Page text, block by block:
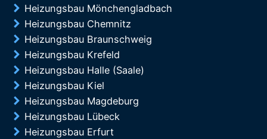
Heizungsbau Mönchengladbach
Heizungsbau Chemnitz
Heizungsbau Braunschweig
Heizungsbau Krefeld
Heizungsbau Halle (Saale)
Heizungsbau Kiel
Heizungsbau Magdeburg
Heizungsbau Lübeck
Heizungsbau Erfurt